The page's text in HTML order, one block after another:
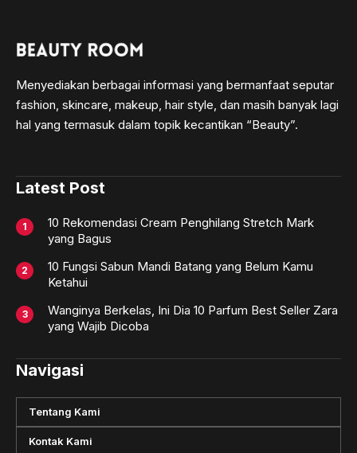
Menyediakan berbagai informasi yang bermanfaat seputar
fashion, skincare, makeup, hair style, dan masih banyak lagi
hal yang termasuk dalam topik kecantikan “Beauty”.
Latest Post
10 Rekomendasi Cream Penghilang Stretch Mark
yang Bagus
10 Fungsi Sabun Mandi Batang yang Belum Kamu
Ketahui
Wanginya Berkelas, Ini Dia 10 Parfum Best Seller Zara
yang Wajib Dicoba
Navigasi
Tentang Kami
Kontak Kami